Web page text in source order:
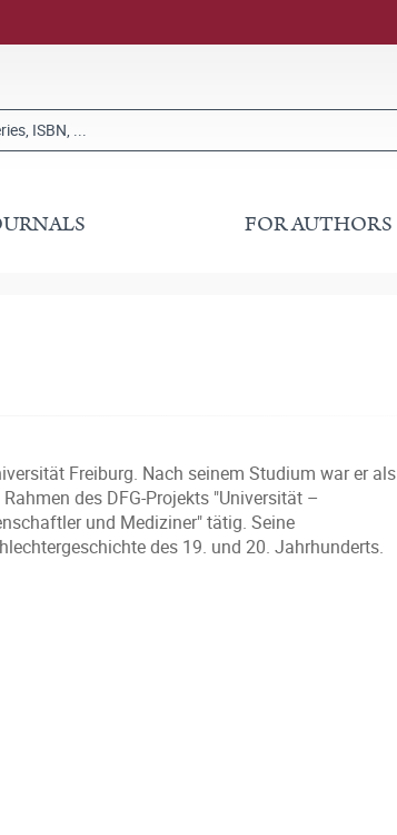
FOR AUTHORS
Freiburg. Nach seinem Studium war er als
des DFG-Projekts "Universität –
und Mediziner" tätig. Seine
des 19. und 20. Jahrhunderts.